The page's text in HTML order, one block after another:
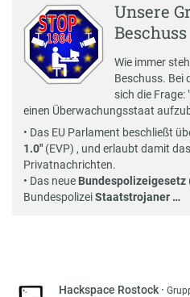
Unsere
Beschuss
Wie immer
Beschuss. Bei
sich die Frage:
einen Überwachungsstaat
• Das EU Parlament beschließt
1.0"(EVP) , und erlaubt damit
Privatnachrichten.
• Das neue Bundespolizeigesetz
BundespolizeiStaatstrojaner …
Hackspace Rostock ·